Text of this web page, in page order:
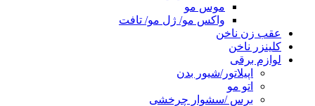
موس مو
واکس مو/ ژل مو/ تافت
عقب زن ناخن
کلینزر ناخن
لوازم برقی
اپیلاتور/شیور بدن
اتو مو
برس /سشوار چرخشی